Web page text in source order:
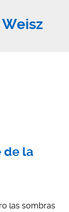
de la
las sombras